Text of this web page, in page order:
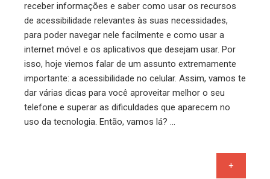
receber informações e saber como usar os recursos
de acessibilidade relevantes às suas necessidades,
para poder navegar nele facilmente e como usar a
internet móvel e os aplicativos que desejam usar. Por
isso, hoje viemos falar de um assunto extremamente
importante: a acessibilidade no celular. Assim, vamos te
dar várias dicas para você aproveitar melhor o seu
telefone e superar as dificuldades que aparecem no
uso da tecnologia. Então, vamos lá? …
+